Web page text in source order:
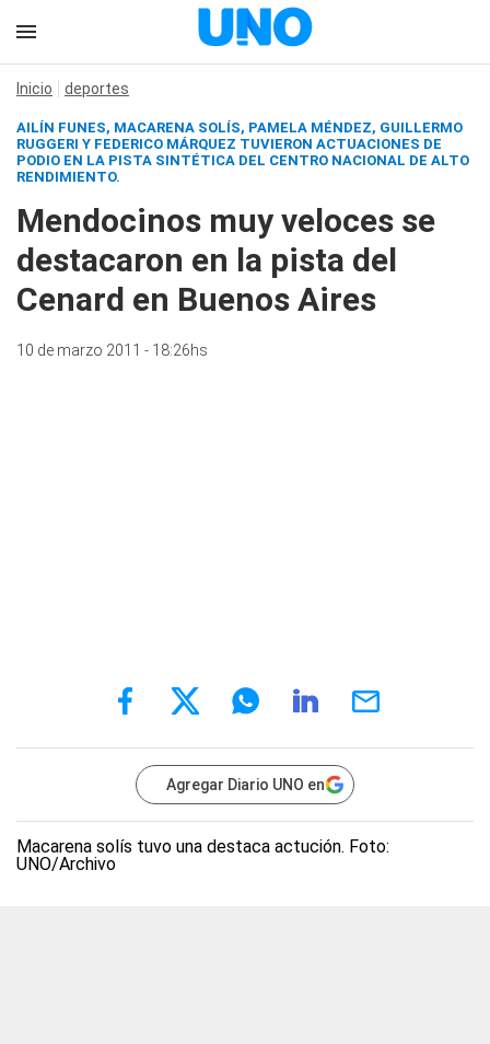
Inicio deportes
AILÍN FUNES, MACARENA SOLÍS, PAMELA MÉNDEZ, GUILLERMO
RUGGERI Y FEDERICO MÁRQUEZ TUVIERON ACTUACIONES DE
PODIO EN LA PISTA SINTÉTICA DEL CENTRO NACIONAL DE ALTO
RENDIMIENTO.
Mendocinos muy veloces se
destacaron en la pista del
Cenard en Buenos Aires
10 de marzo 2011 - 18:26hs
Agregar Diario UNO en
Macarena solís tuvo una destaca actución. Foto:
UNO/Archivo